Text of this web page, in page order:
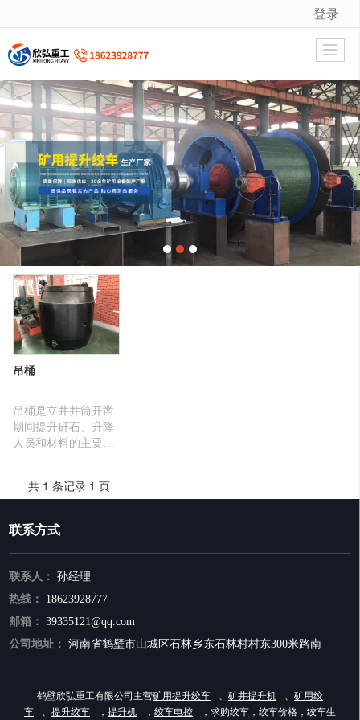
很遗憾，因您的浏览器版本过低导致无法获得最佳浏览体验，推荐下载安装谷歌浏览器！
登录
吊桶
吊桶是立井井筒开凿
期间提升矸石、升降
人员和材料的主要容
排水用。根据卸矸形
式吊桶、座钩式吊桶
及底卸式吊桶
共 1 条记录 1 页
联系方式
联系人：
孙经理
热线：
18623928777
邮箱：
39335121@qq.com
公司地址：
河南省鹤壁市山城区石林乡东石林村村东300米路南
鹤壁欣弘重工有限公司主营矿用提升绞车 矿井提升机
矿用绞
车
提升绞车 ， 提升机 ， 绞车电控 ，求购绞车，绞车价格，绞车生